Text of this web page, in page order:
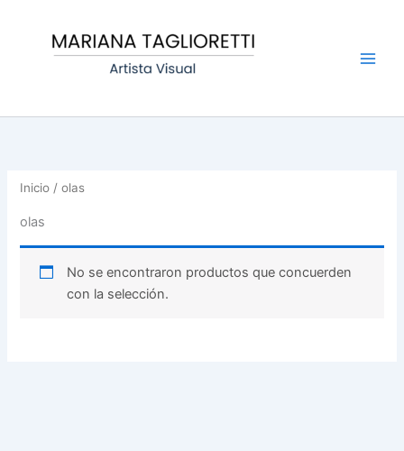
contenido
Inicio / olas
olas
No se encontraron productos que concuerden
con la selección.